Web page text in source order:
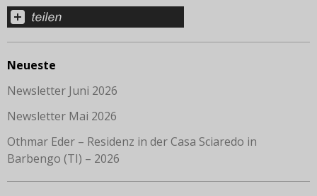
Neueste
Newsletter Juni 2026
Newsletter Mai 2026
Othmar Eder – Residenz in der Casa Sciaredo in
Barbengo (TI) – 2026